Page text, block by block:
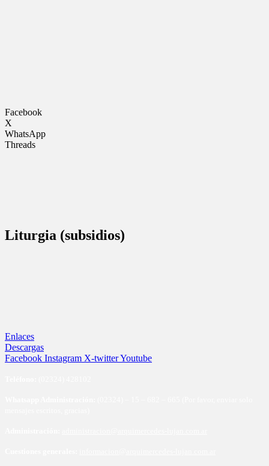
Facebook
X
WhatsApp
Threads
Liturgia (subsidios)
Enlaces
Descargas
Facebook Instagram X-twitterYoutube